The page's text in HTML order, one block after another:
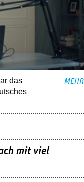
das
MEHR
mit viel